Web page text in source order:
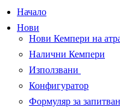
Начало
Нови
Нови Кемпери на
Налични Кемпери
Използвани
Конфигуратор
Формуляр за